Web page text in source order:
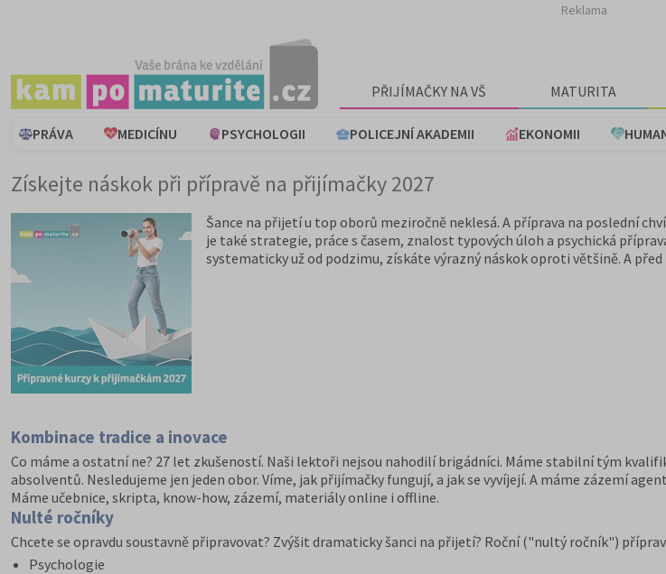
Reklama
PŘIJÍMAČKY NA VŠ MATURITA
PRÁVA MEDICÍNU PSYCHOLOGII POLICEJNÍ AKADEMII EKONOMII
Získejte náskok při přípravě na přijímačky 2027
Šance na přijetí u top oborů meziročně neklesá. A příprava na poslední
je také strategie, práce s časem, znalost typových úloh a psychická
systematicky už od podzimu, získáte výrazný náskok oproti většině. A
Kombinace tradice a inovace
Co máme a ostatní ne? 27 let zkušeností. Naši lektoři nejsou nahodilí brigádníci. Máme stabilní tým
absolventů. Nesledujeme jen jeden obor. Víme, jak přijímačky fungují, a jak se vyvíjejí. A máme zázemí
Máme učebnice, skripta, know-how, zázemí, materiály online i offline.
Nulté ročníky
Chcete se opravdu soustavně připravovat? Zvýšit dramaticky šanci na přijetí? Roční ("nultý ročník")
Psychologie